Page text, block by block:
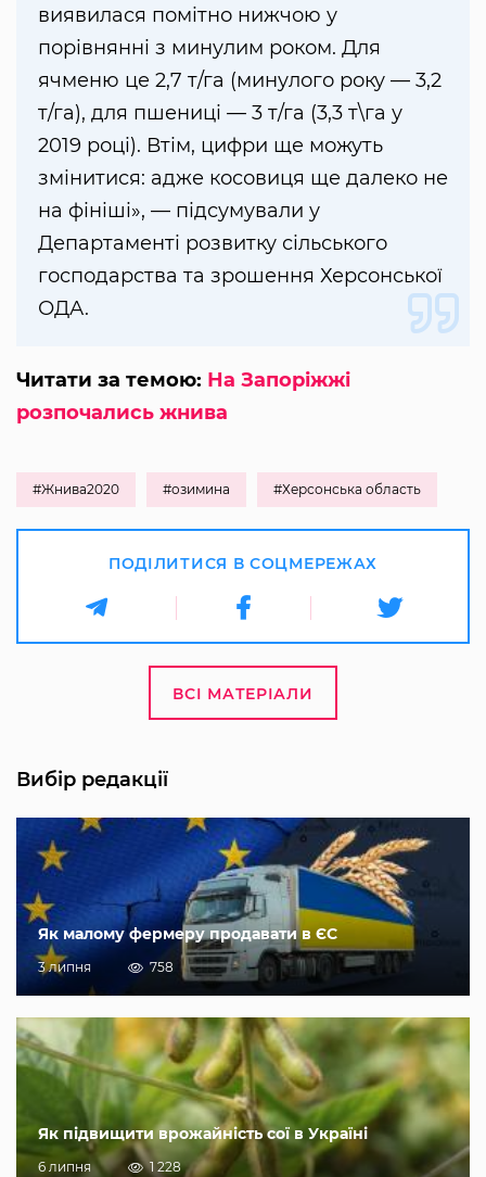
виявилася помітно нижчою у
порівнянні з минулим роком. Для
ячменю це 2,7 т/га (минулого року — 3,2
т/га), для пшениці — 3 т/га (3,3 т\га у
2019 році). Втім, цифри ще можуть
змінитися: адже косовиця ще далеко не
на фініші», — підсумували у
Департаменті розвитку сільського
господарства та зрошення Херсонської
ОДА.
Читати за темою: На Запоріжжі
розпочались жнива
#Жнива2020 #озимина #Херсонська область
ПОДІЛИТИСЯ В СОЦМЕРЕЖАХ
ВСІ МАТЕРІАЛИ
Вибір редакції
Як малому фермеру продавати в ЄС
3 липня 758
Як підвищити врожайність сої в Україні
6 липня 1 228